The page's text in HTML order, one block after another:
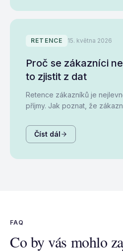
RETENCE 15. května 2026
Proč se zákazníci
to zjistit z dat
Retence zákazníků je
příjmy. Jak poznat, že
Číst dál
FAQ
Co by vás mohlo